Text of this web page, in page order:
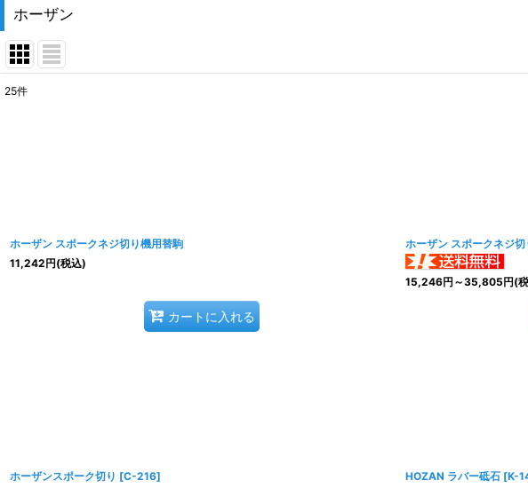
ホーザン
25件
ホーザン スポークネジ切り機用替駒
11,242円(税込)
カートに入れる
ホーザン スポークネジ切
15,246円 ～35,805円(
ホーザンスポーク切り [C-216]
HOZAN ラバー砥石 [K-